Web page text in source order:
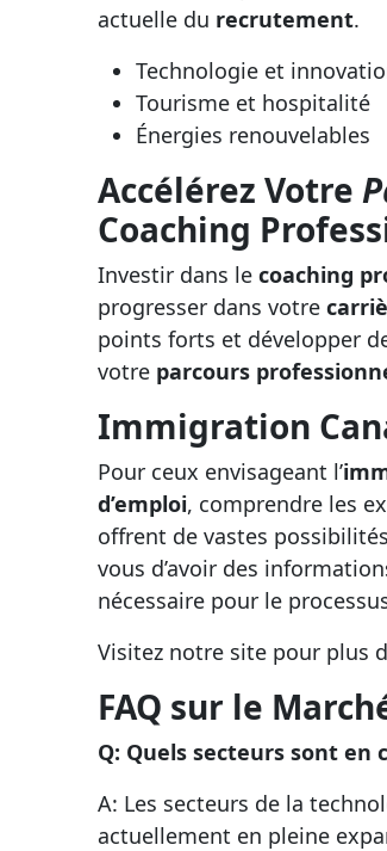
actuelle du recrutement.
Technologie et
Tourisme et hospitalité
Énergies renouvelables
Accélérez Votre
Coaching
Investir dans le coaching
progresser dans votre
points forts et développer
votre parcours
Immigration
Pour ceux envisageant l’
d’emploi, comprendre les
offrent de vastes
vous d’avoir des
nécessaire pour le
Visitez notre site pour plus
FAQ sur le
Q: Quels secteurs sont en
A: Les secteurs de la
actuellement en pleine